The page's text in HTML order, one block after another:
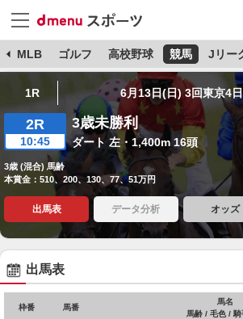
MLB ゴルフ 高校野球 競馬 Jリー
1R 6月13日(日) 3回東京4日
2R
10:45
3歳未勝利
ダート 左・1,400m 16頭
3歳 (混合) 馬齢
本賞金：510、200、130、77、51万円
出馬表 データ分析 オッズ
出馬表
枠番 馬番
馬名
馬齢 / 毛色 / 騎